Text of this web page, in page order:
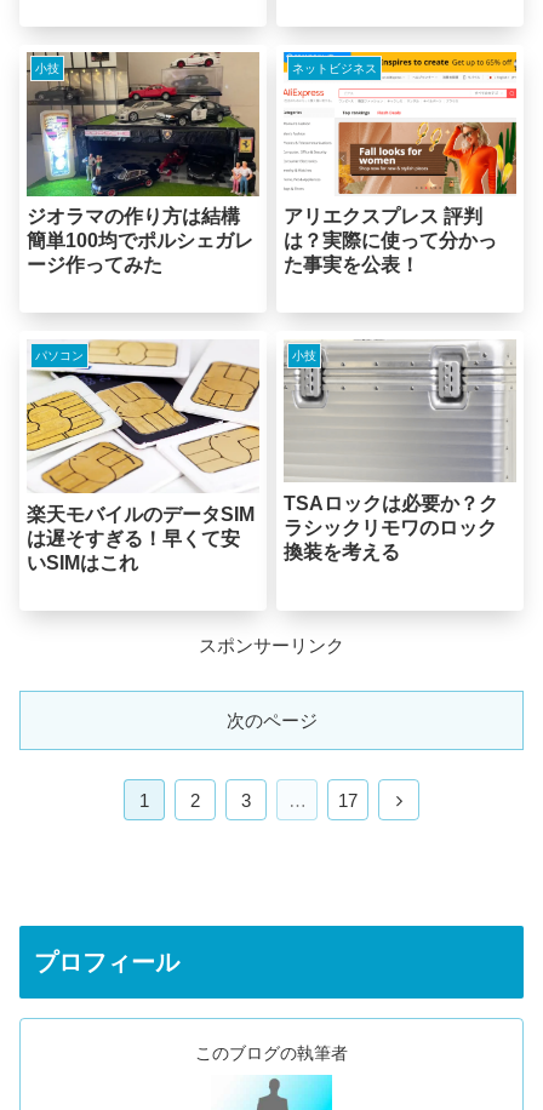
小技
ジオラマの作り方は結構
簡単100均でポルシェガレ
ージ作ってみた
ネットビジネス
アリエクスプレス 評判
は？実際に使って分かっ
た事実を公表！
パソコン
楽天モバイルのデータSIM
は遅そすぎる！早くて安
いSIMはこれ
小技
TSAロックは必要か？ク
ラシックリモワのロック
換装を考える
スポンサーリンク
次のページ
1 2 3 … 17
次
プロフィール
このブログの執筆者